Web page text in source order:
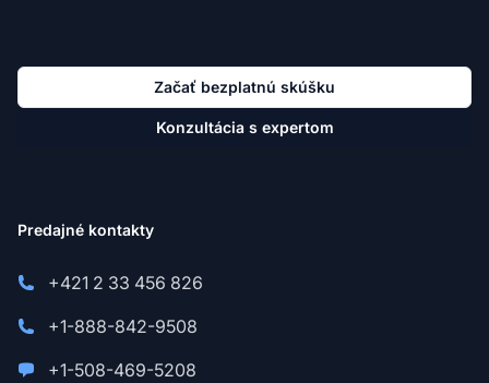
Začať bezplatnú skúšku
Konzultácia s expertom
Predajné kontakty
+421 2 33 456 826
+1-888-842-9508
+1-508-469-5208